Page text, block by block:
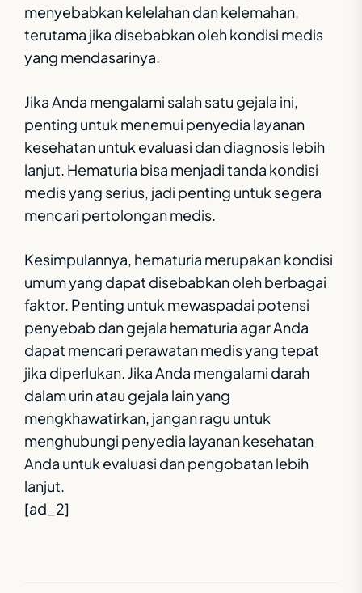
menyebabkan kelelahan dan kelemahan,
terutama jika disebabkan oleh kondisi medis
yang mendasarinya.
Jika Anda mengalami salah satu gejala ini,
penting untuk menemui penyedia layanan
kesehatan untuk evaluasi dan diagnosis lebih
lanjut. Hematuria bisa menjadi tanda kondisi
medis yang serius, jadi penting untuk segera
mencari pertolongan medis.
Kesimpulannya, hematuria merupakan kondisi
umum yang dapat disebabkan oleh berbagai
faktor. Penting untuk mewaspadai potensi
penyebab dan gejala hematuria agar Anda
dapat mencari perawatan medis yang tepat
jika diperlukan. Jika Anda mengalami darah
dalam urin atau gejala lain yang
mengkhawatirkan, jangan ragu untuk
menghubungi penyedia layanan kesehatan
Anda untuk evaluasi dan pengobatan lebih
lanjut.
[ad_2]